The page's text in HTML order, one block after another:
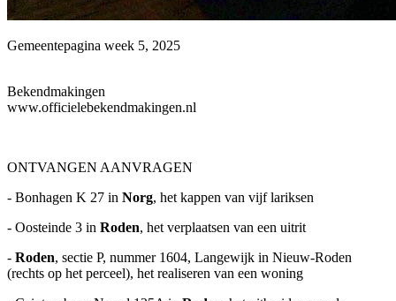
Gemeentepagina week 5, 2025
Bekendmakingen
www.officielebekendmakingen.nl
ONTVANGEN AANVRAGEN
- Bonhagen K 27 in Norg, het kappen van vijf lariksen
- Oosteinde 3 in Roden, het verplaatsen van een uitrit
- Roden, sectie P, nummer 1604, Langewijk in Nieuw-Roden
(rechts op het perceel), het realiseren van een woning